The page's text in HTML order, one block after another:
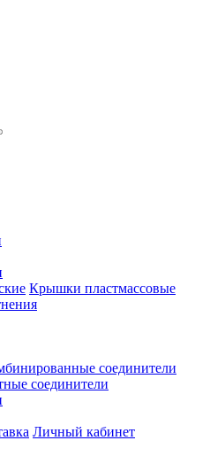
Крышки пластмассовые
соединители
соединители
Личный кабинет